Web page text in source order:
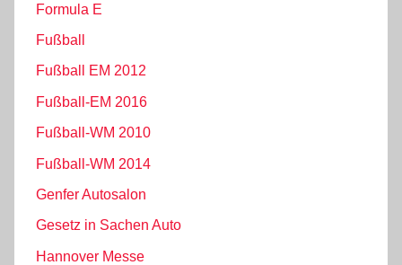
Formula E
Fußball
Fußball EM 2012
Fußball-EM 2016
Fußball-WM 2010
Fußball-WM 2014
Genfer Autosalon
Gesetz in Sachen Auto
Hannover Messe